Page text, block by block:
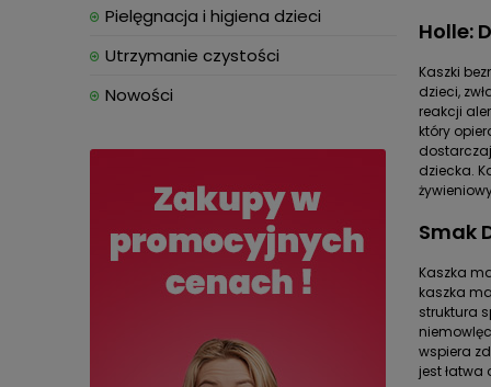
Pielęgnacja i higiena dzieci
Utrzymanie czystości
Nowości
Holle:
Kaszki
dzieci,
reakcji
który
dziecka.
Smak
Kaszka
kaszka
struktura
wspiera
jest